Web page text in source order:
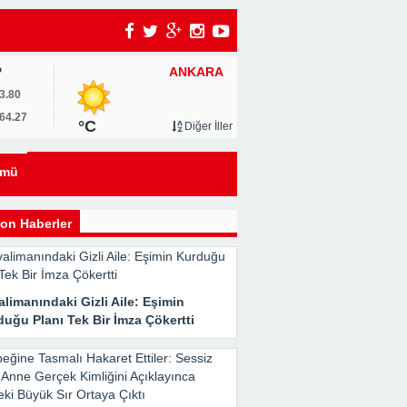
ANKARA
°C Diğer İller
Haberler
Gizli Aile: Eşimin
Planı Tek Bir İmza Çökertti